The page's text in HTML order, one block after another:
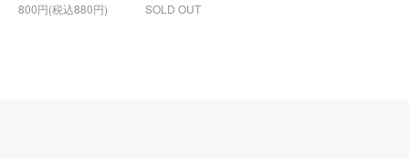
800円(税込880円) SOLD OUT